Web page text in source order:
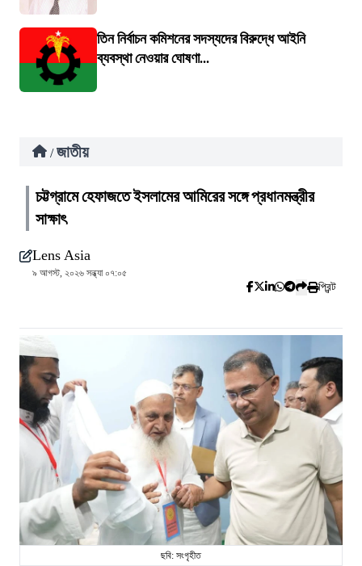
তিন নির্বাচন কমিশনের সদস্যদের বিরুদ্ধে আইনি
ব্যবস্থা নেওয়ার ঘোষণা...
/ জাতীয়
চট্টগ্রামে হেফাজতে ইসলামের আমিরের সঙ্গে প্রধানমন্ত্রীর
সাক্ষাৎ
Lens Asia
৯ আগস্ট, ২০২৬ সন্ধ্যা ০৭:০৫
প্রিন্ট
ছবি: সংগৃহীত